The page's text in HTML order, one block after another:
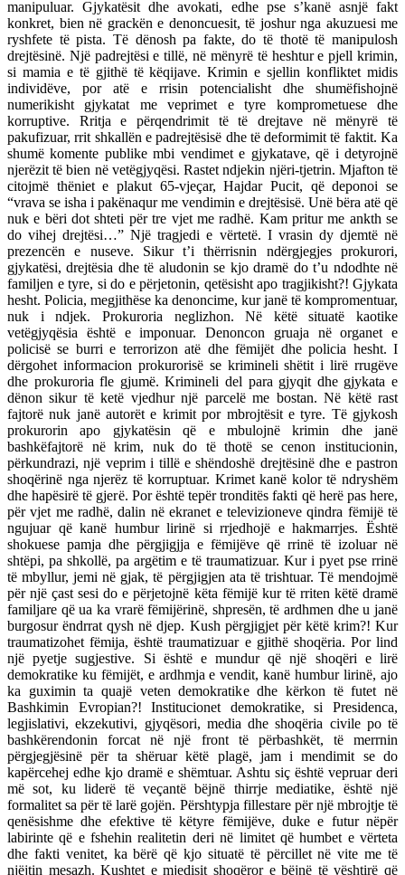
manipuluar. Gjykatësit dhe avokati, edhe pse s’kanë asnjë fakt
konkret, bien në grackën e denoncuesit, të joshur nga akuzuesi me
ryshfete të pista. Të dënosh pa fakte, do të thotë të manipulosh
drejtësinë. Një padrejtësi e tillë, në mënyrë të heshtur e pjell krimin,
si mamia e të gjithë të këqijave. Krimin e sjellin konfliktet midis
individëve, por atë e rrisin potencialisht dhe shumëfishojnë
numerikisht gjykatat me veprimet e tyre komprometuese dhe
korruptive. Rritja e përqendrimit të të drejtave në mënyrë të
pakufizuar, rrit shkallën e padrejtësisë dhe të deformimit të faktit. Ka
shumë komente publike mbi vendimet e gjykatave, që i detyrojnë
njerëzit të bien në vetëgjyqësi. Rastet ndjekin njëri-tjetrin. Mjafton të
citojmë thëniet e plakut 65-vjeçar, Hajdar Pucit, që deponoi se
“vrava se isha i pakënaqur me vendimin e drejtësisë. Unë bëra atë që
nuk e bëri dot shteti për tre vjet me radhë. Kam pritur me ankth se
do vihej drejtësi…” Një tragjedi e vërtetë. I vrasin dy djemtë në
prezencën e nuseve. Sikur t’i thërrisnin ndërgjegjes prokurori,
gjykatësi, drejtësia dhe të aludonin se kjo dramë do t’u ndodhte në
familjen e tyre, si do e përjetonin, qetësisht apo tragjikisht?! Gjykata
hesht. Policia, megjithëse ka denoncime, kur janë të kompromentuar,
nuk i ndjek. Prokuroria neglizhon. Në këtë situatë kaotike
vetëgjyqësia është e imponuar. Denoncon gruaja në organet e
policisë se burri e terrorizon atë dhe fëmijët dhe policia hesht. I
dërgohet informacion prokurorisë se krimineli shëtit i lirë rrugëve
dhe prokuroria fle gjumë. Krimineli del para gjyqit dhe gjykata e
dënon sikur të ketë vjedhur një parcelë me bostan. Në këtë rast
fajtorë nuk janë autorët e krimit por mbrojtësit e tyre. Të gjykosh
prokurorin apo gjykatësin që e mbulojnë krimin dhe janë
bashkëfajtorë në krim, nuk do të thotë se cenon institucionin,
përkundrazi, një veprim i tillë e shëndoshë drejtësinë dhe e pastron
shoqërinë nga njerëz të korruptuar. Krimet kanë kolor të ndryshëm
dhe hapësirë të gjerë. Por është tepër tronditës fakti që herë pas here,
për vjet me radhë, dalin në ekranet e televizioneve qindra fëmijë të
ngujuar që kanë humbur lirinë si rrjedhojë e hakmarrjes. Është
shokuese pamja dhe përgjigjja e fëmijëve që rrinë të izoluar në
shtëpi, pa shkollë, pa argëtim e të traumatizuar. Kur i pyet pse rrinë
të mbyllur, jemi në gjak, të përgjigjen ata të trishtuar. Të mendojmë
për një çast sesi do e përjetojnë këta fëmijë kur të rriten këtë dramë
familjare që ua ka vrarë fëmijërinë, shpresën, të ardhmen dhe u janë
burgosur ëndrrat qysh në djep. Kush përgjigjet për këtë krim?! Kur
traumatizohet fëmija, është traumatizuar e gjithë shoqëria. Por lind
një pyetje sugjestive. Si është e mundur që një shoqëri e lirë
demokratike ku fëmijët, e ardhmja e vendit, kanë humbur lirinë, ajo
ka guximin ta quajë veten demokratike dhe kërkon të futet në
Bashkimin Evropian?! Institucionet demokratike, si Presidenca,
legjislativi, ekzekutivi, gjyqësori, media dhe shoqëria civile po të
bashkërendonin forcat në një front të përbashkët, të merrnin
përgjegjësinë për ta shëruar këtë plagë, jam i mendimit se do
kapërcehej edhe kjo dramë e shëmtuar. Ashtu siç është vepruar deri
më sot, ku liderë të veçantë bëjnë thirrje mediatike, është një
formalitet sa për të larë gojën. Përshtypja fillestare për një mbrojtje të
qenësishme dhe efektive të këtyre fëmijëve, duke e futur nëpër
labirinte që e fshehin realitetin deri në limitet që humbet e vërteta
dhe fakti venitet, ka bërë që kjo situatë të përcillet në vite me të
njëjtin mesazh. Kushtet e mjedisit shoqëror e bëjnë të vështirë që